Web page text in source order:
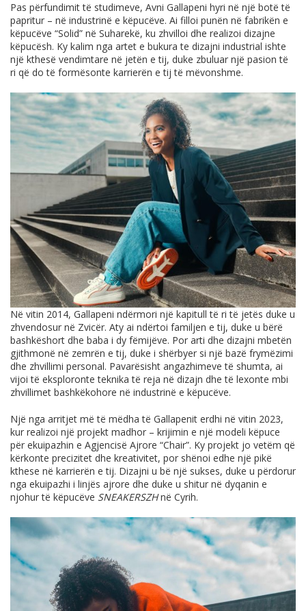
Pas përfundimit të studimeve, Avni Gallapeni hyri në një botë të
papritur – në industrinë e këpucëve. Ai filloi punën në fabrikën e
këpucëve “Solid” në Suharekë, ku zhvilloi dhe realizoi dizajne
këpucësh. Ky kalim nga artet e bukura te dizajni industrial ishte
një kthesë vendimtare në jetën e tij, duke zbuluar një pasion të
ri që do të formësonte karrierën e tij të mëvonshme.
Në vitin 2014, Gallapeni ndërmori një kapitull të ri të jetës duke u
zhvendosur në Zvicër. Aty ai ndërtoi familjen e tij, duke u bërë
bashkëshort dhe baba i dy fëmijëve. Por arti dhe dizajni mbetën
gjithmonë në zemrën e tij, duke i shërbyer si një bazë frymëzimi
dhe zhvillimi personal. Pavarësisht angazhimeve të shumta, ai
vijoi të eksploronte teknika të reja në dizajn dhe të lexonte mbi
zhvillimet bashkëkohore në industrinë e këpucëve.
Një nga arritjet më të mëdha të Gallapenit erdhi në vitin 2023,
kur realizoi një projekt madhor – krijimin e një modeli këpuce
për ekuipazhin e Agjencisë Ajrore “Chair”. Ky projekt jo vetëm që
kërkonte precizitet dhe kreativitet, por shënoi edhe një pikë
kthese në karrierën e tij. Dizajni u bë një sukses, duke u përdorur
nga ekuipazhi i linjës ajrore dhe duke u shitur në dyqanin e
njohur të këpucëve SNEAKERSZHnë Cyrih.